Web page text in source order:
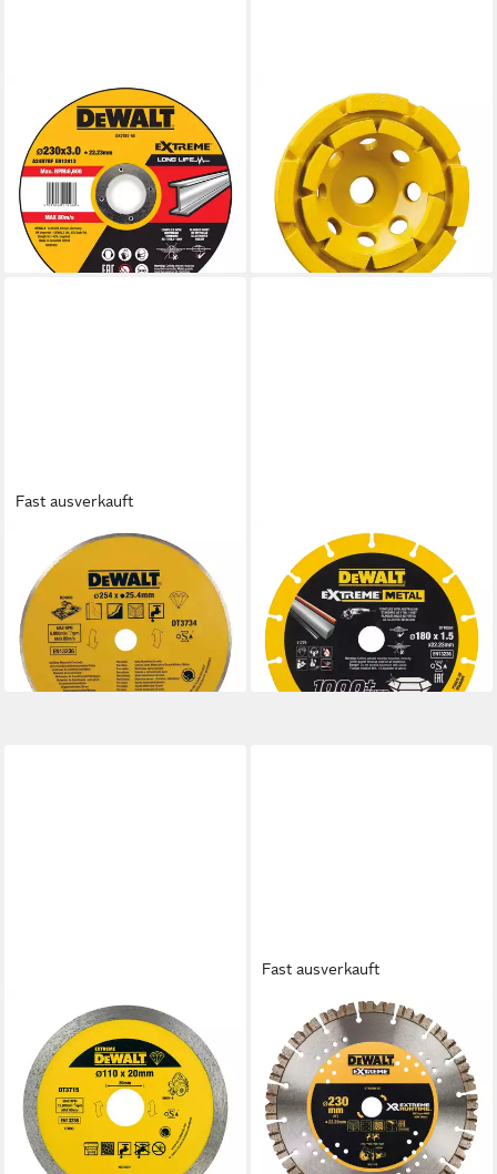
DEWALT
Trennscheibe DEWALT
EXTREME Trennscheibe
230x3x22,23mm Metall Typ
42 (gekröpft) DX7
14,15 €
lieferbar - in 3-4 Werktagen bei dir
Schleifteller
Diamanttopfscheibe Doppelt
125 mm DT3796-QZ
ab 34,25 €
lieferbar - in 2-3 Werktagen bei dir
Fast ausverkauft
DEWALT
Trennscheiben DEWALT
Diamanttrennscheibe Eco4
250 mm DT3734-XJ
53,99 €
lieferbar - in 3-4 Werktagen bei dir
DEWALT
Trennscheiben DEWALT
Diamanttrennscheibe
180x1.5mm
44,49 €
lieferbar - in 3-4 Werktagen bei dir
Trennscheiben DEWALT
Diamanttrennscheibe
DWC410 Granit 110 mm
DT3715-QZ
45,70 €
lieferbar - in 3-4 Werktagen bei dir
Fast ausverkauft
DEWALT
Trennscheiben DEWALT
Diamanttrennscheibe
230/22.2 mm DT40260-QZ
68,98 €
lieferbar - in 3-4 Werktagen bei dir